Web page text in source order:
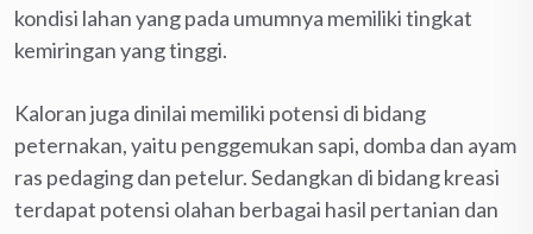
kondisi lahan yang pada umumnya memiliki tingkat
kemiringan yang tinggi.
Kaloran juga dinilai memiliki potensi di bidang
peternakan, yaitu penggemukan sapi, domba dan ayam
ras pedaging dan petelur. Sedangkan di bidang kreasi
terdapat potensi olahan berbagai hasil pertanian dan